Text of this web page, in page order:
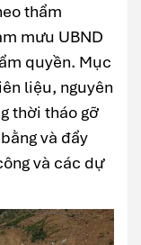
thẩm
mưu UBND
quyền. Mục
liệu, nguyên
thời tháo gỡ
và đẩy
và các dự